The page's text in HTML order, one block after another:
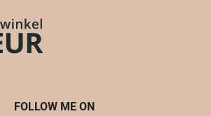
FOLLOW ME ON